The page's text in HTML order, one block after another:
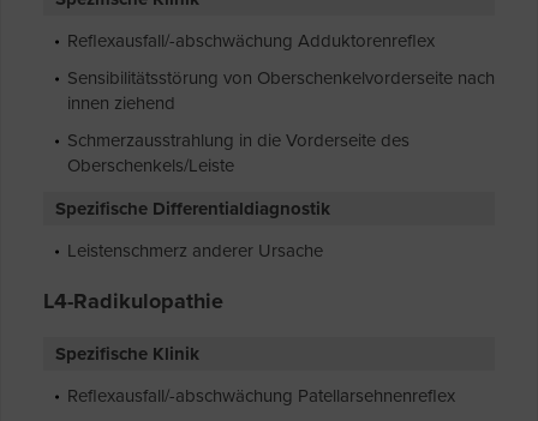
Reflexausfall/-abschwächung Adduktorenreflex
Sensibilitätsstörung von Oberschenkelvorderseite nach
innen ziehend
Schmerzausstrahlung in die Vorderseite des
Oberschenkels/Leiste
Spezifische Differentialdiagnostik
Leistenschmerz anderer Ursache
L4-Radikulopathie
Spezifische Klinik
Reflexausfall/-abschwächung Patellarsehnenreflex